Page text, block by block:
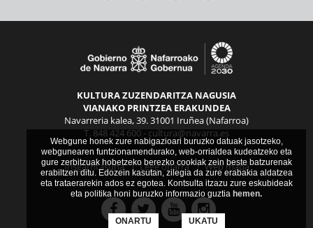
Webgune honek zure nabigazioari buruzko datuak jasotzeko,
webgunearen funtzionamendurako, web-orrialdea kudeatzeko eta
gure zerbitzuak hobetzeko berezko cookiak zein beste batzurenak
erabiltzen ditu. Edozein kasutan, zilegia da zure erabakia aldatzea
eta trataerarekin ados ez egotea. Kontsulta itzazu zure eskubideak
eta politika honi buruzko informazio guztia hemen.
ONARTU UKATU
KULTURA ZUZENDARITZA NAGUSIA
VIANAKO PRINTZEA ERAKUNDEA
Navarreria kalea, 39. 31001 Iruñea (Nafarroa)
T. 848 424 600 -cultura@navarra.es
Irisgarritasuna|Lege oharra|Web mapa
FacebookTwitterYoutubeInstagram